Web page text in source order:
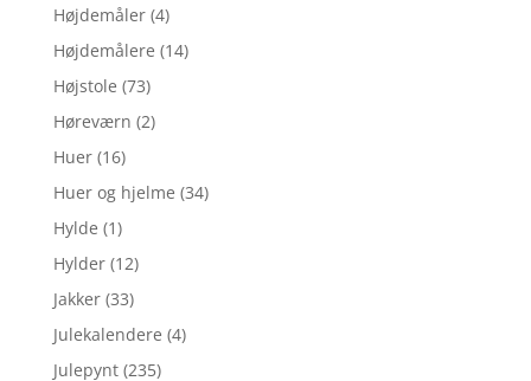
Højdemåler (4)
Højdemålere (14)
Højstole (73)
Høreværn (2)
Huer (16)
Huer og hjelme (34)
Hylde (1)
Hylder (12)
Jakker (33)
Julekalendere (4)
Julepynt (235)